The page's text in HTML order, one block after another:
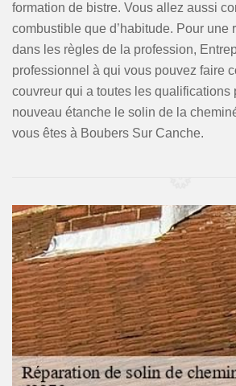
formation de bistre. Vous allez aussi
combustible que d’habitude. Pour une
dans les règles de la profession,
professionnel à qui vous pouvez faire
couvreur qui a toutes les qualifications
nouveau étanche le solin de la
vous êtes à Boubers Sur Canche.